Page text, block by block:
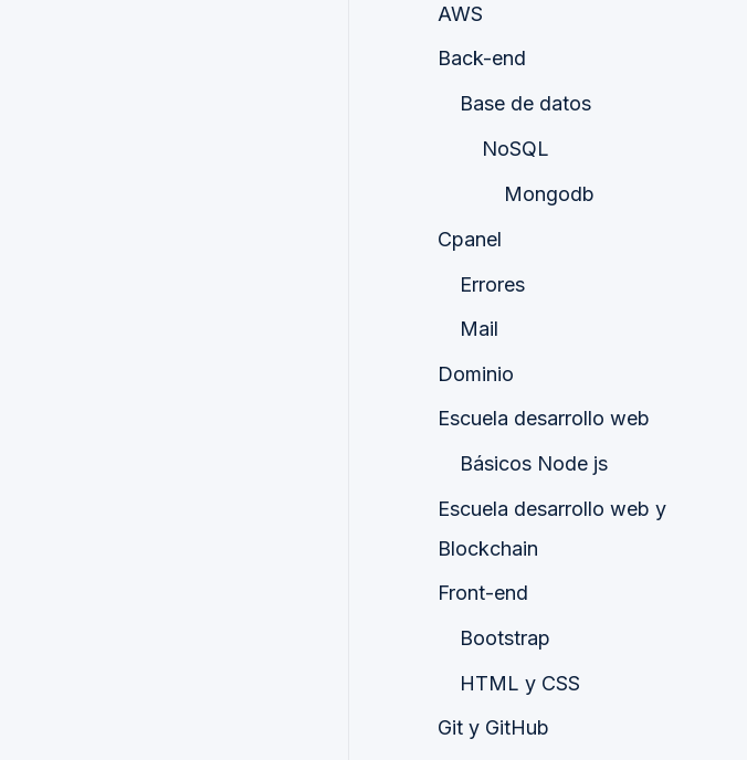
AWS
Back-end
Base de datos
NoSQL
Mongodb
Cpanel
Errores
Mail
Dominio
Escuela desarrollo web
Básicos Node js
Escuela desarrollo web y
Blockchain
Front-end
Bootstrap
HTML y CSS
Git y GitHub